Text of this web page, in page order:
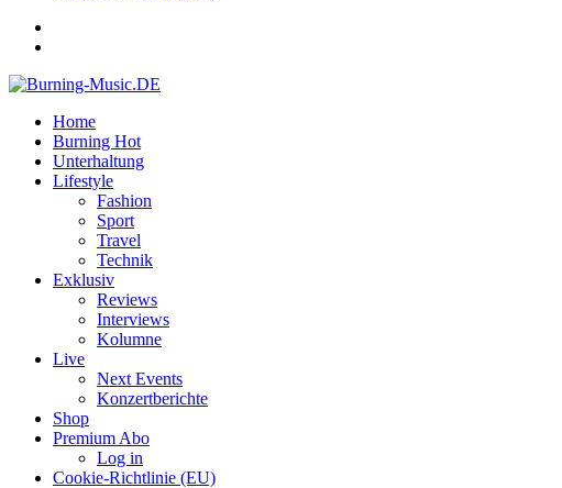
Home
Burning Hot
Unterhaltung
Lifestyle
Fashion
Sport
Travel
Technik
Exklusiv
Reviews
Interviews
Kolumne
Live
Next Events
Konzertberichte
Shop
Premium Abo
Log in
Cookie-Richtlinie (EU)